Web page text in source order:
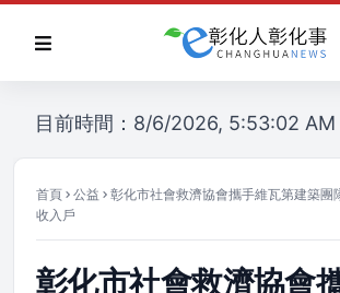
目前時間：8/6/2026, 5:53:02 AM
首頁 公益
彰化市社會救濟協會攜手維瓦第建築
收入戶
彰化市社會救濟協會